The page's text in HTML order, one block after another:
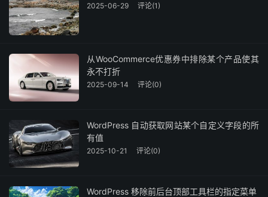
2025-06-29 评论(1)
从WooCommerce优惠券中排除某个产品使其
永不打折
2025-09-14 评论(0)
WordPress 自动获取网站某个自定义字段的所
有值
2025-10-21 评论(0)
WordPress 移除前后台顶部工具栏的指定菜单